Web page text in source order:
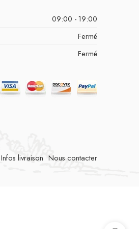
09:00 - 19:00
Fermé
Fermé
Infos livraison Nous contacter